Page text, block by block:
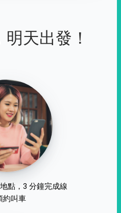
天出發！
點，3 分鐘完成線
約叫車